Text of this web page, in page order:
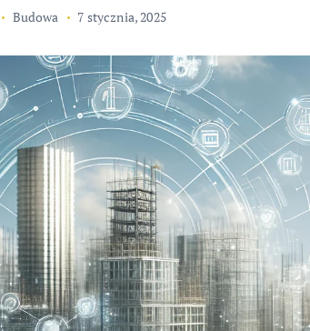
Budowa 7 stycznia, 2025